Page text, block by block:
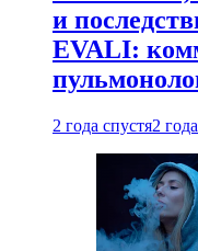
и
EVALI:
2 года спустя2